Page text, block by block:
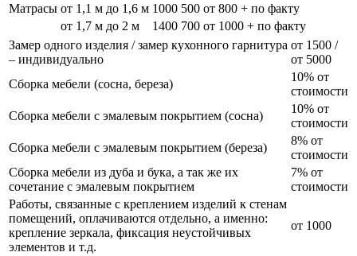
Матрасы от 1,1 м до 1,6 м 1000 500 от 800 + по факту
от 1,7 м до 2 м
1400 700 от 1000 + по факту
Замер одного изделия / замер кухонного гарнитура
– индивидуально
от 1500 /
от 5000
Сборка мебели (сосна, береза)
10% от
стоимости
Сборка мебели с эмалевым покрытием (сосна)
10% от
стоимости
Сборка мебели с эмалевым покрытием (береза)
8% от
стоимости
Сборка мебели из дуба и бука, а так же их
сочетание с эмалевым покрытием
7% от
стоимости
Работы, связанные с креплением изделий к стенам
помещений, оплачиваются отдельно, а именно:
крепление зеркала, фиксация неустойчивых
элементов и т.д.
от 1000